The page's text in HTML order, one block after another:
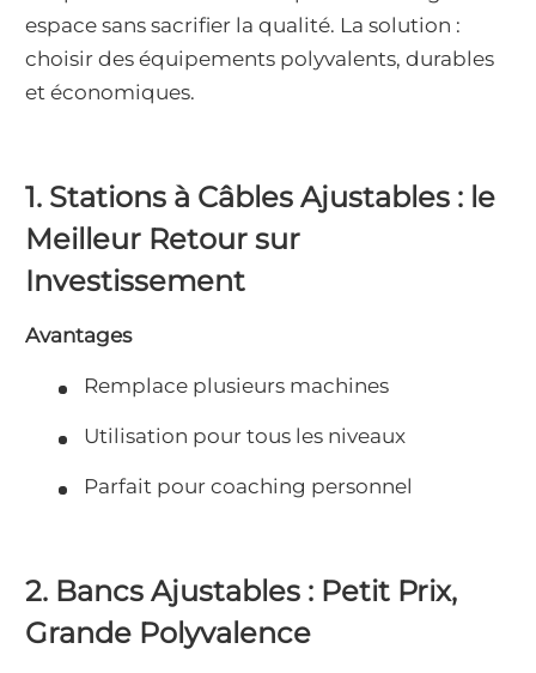
espace sans sacrifier la qualité. La solution :
choisir des équipements polyvalents, durables
et économiques.
1. Stations à Câbles Ajustables : le
Meilleur Retour sur
Investissement
Avantages
Remplace plusieurs machines
Utilisation pour tous les niveaux
Parfait pour coaching personnel
2. Bancs Ajustables : Petit Prix,
Grande Polyvalence